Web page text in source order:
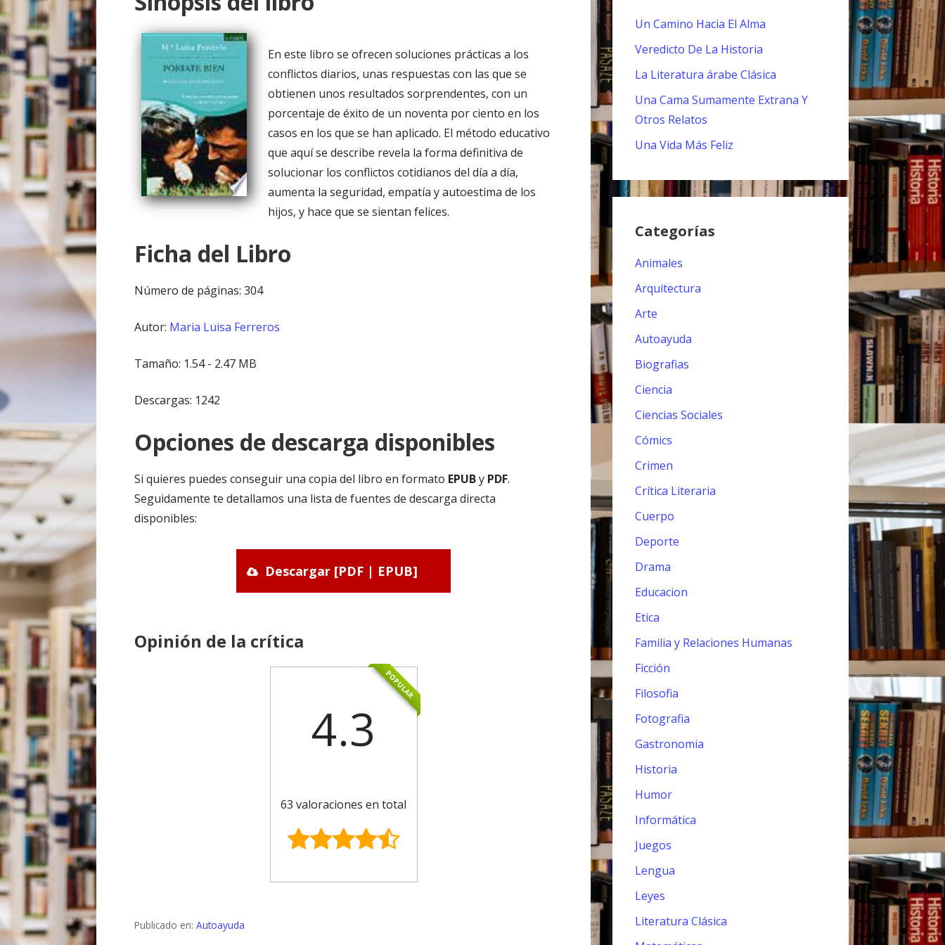
o
En este libro se ofrecen soluciones prácticas a los
conflictos diarios, unas respuestas con las que se
obtienen unos resultados sorprendentes, con un
porcentaje de éxito de un noventa por ciento en los
casos en los que se han aplicado. El método educativo
que aquí se describe revela la forma definitiva de
solucionar los conflictos cotidianos del día a día,
aumenta la seguridad, empatía y autoestima de los
hijos, y hace que se sientan felices.
Ficha del Libro
Número de páginas: 304
Autor: Maria Luisa Ferreros
Tamaño: 1.54 - 2.47 MB
Descargas: 1242
Opciones de descarga disponibles
Si quieres puedes conseguir una copia del libro en formato EPUBy PDF.
Seguidamente te detallamos una lista de fuentes de descarga directa
disponibles:
Descargar [PDF | EPUB]
Opinión de la crítica
POPULAR
4.3
63 valoraciones en total
Publicado en:Autoayuda
Un Camino Hacia El Alma
Veredicto De La Historia
La Literatura árabe Clásica
Una Cama Sumamente Extrana Y
Otros Relatos
Una Vida Más Feliz
Categorías
Animales
Arquitectura
Arte
Autoayuda
Biografias
Ciencia
Ciencias Sociales
Cómics
Crimen
Crítica Literaria
Cuerpo
Deporte
Drama
Educacion
Etica
Familia y Relaciones Humanas
Ficción
Filosofia
Fotografia
Gastronomia
Historia
Humor
Informática
Juegos
Lengua
Leyes
Literatura Clásica